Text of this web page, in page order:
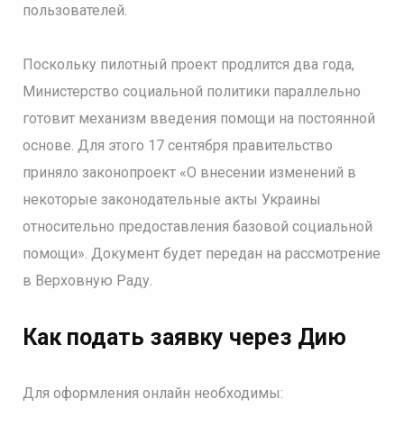
пользователей.
Поскольку пилотный проект продлится два года,
Министерство социальной политики параллельно
готовит механизм введения помощи на постоянной
основе. Для этого 17 сентября правительство
приняло законопроект «О внесении изменений в
некоторые законодательные акты Украины
относительно предоставления базовой социальной
помощи». Документ будет передан на рассмотрение
в Верховную Раду.
Как подать заявку через Дию
Для оформления онлайн необходимы: